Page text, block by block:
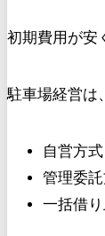
初期費用が安
駐車場経営は
自営方式
管理委
一括借